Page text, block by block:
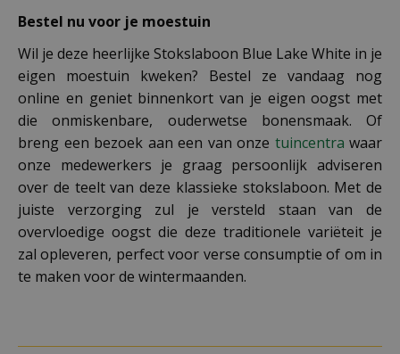
Bestel nu voor je moestuin
Wil je deze heerlijke Stokslaboon Blue Lake White in je
eigen moestuin kweken? Bestel ze vandaag nog
online en geniet binnenkort van je eigen oogst met
die onmiskenbare, ouderwetse bonensmaak. Of
breng een bezoek aan een van onze tuincentra waar
onze medewerkers je graag persoonlijk adviseren
over de teelt van deze klassieke stokslaboon. Met de
juiste verzorging zul je versteld staan van de
overvloedige oogst die deze traditionele variëteit je
zal opleveren, perfect voor verse consumptie of om in
te maken voor de wintermaanden.